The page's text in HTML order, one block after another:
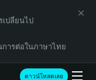
ปลี่ยนไป
การต่อในภาษาไทย
ดาวน์โหลดเลย